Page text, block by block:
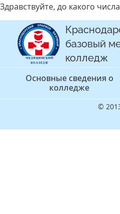
Здравствуйте, до какого
базовый
колледж
Основные сведения о
колледже
©